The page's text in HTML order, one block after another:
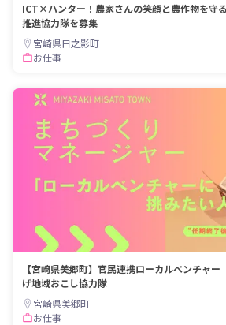
ICT×ハンター！農家さんの笑顔と農作物を守
推進協力隊を募集
宮崎県日之影町
お仕事
【宮崎県美郷町】官民連携ローカルベンチャ
げ地域おこし協力隊
宮崎県美郷町
お仕事